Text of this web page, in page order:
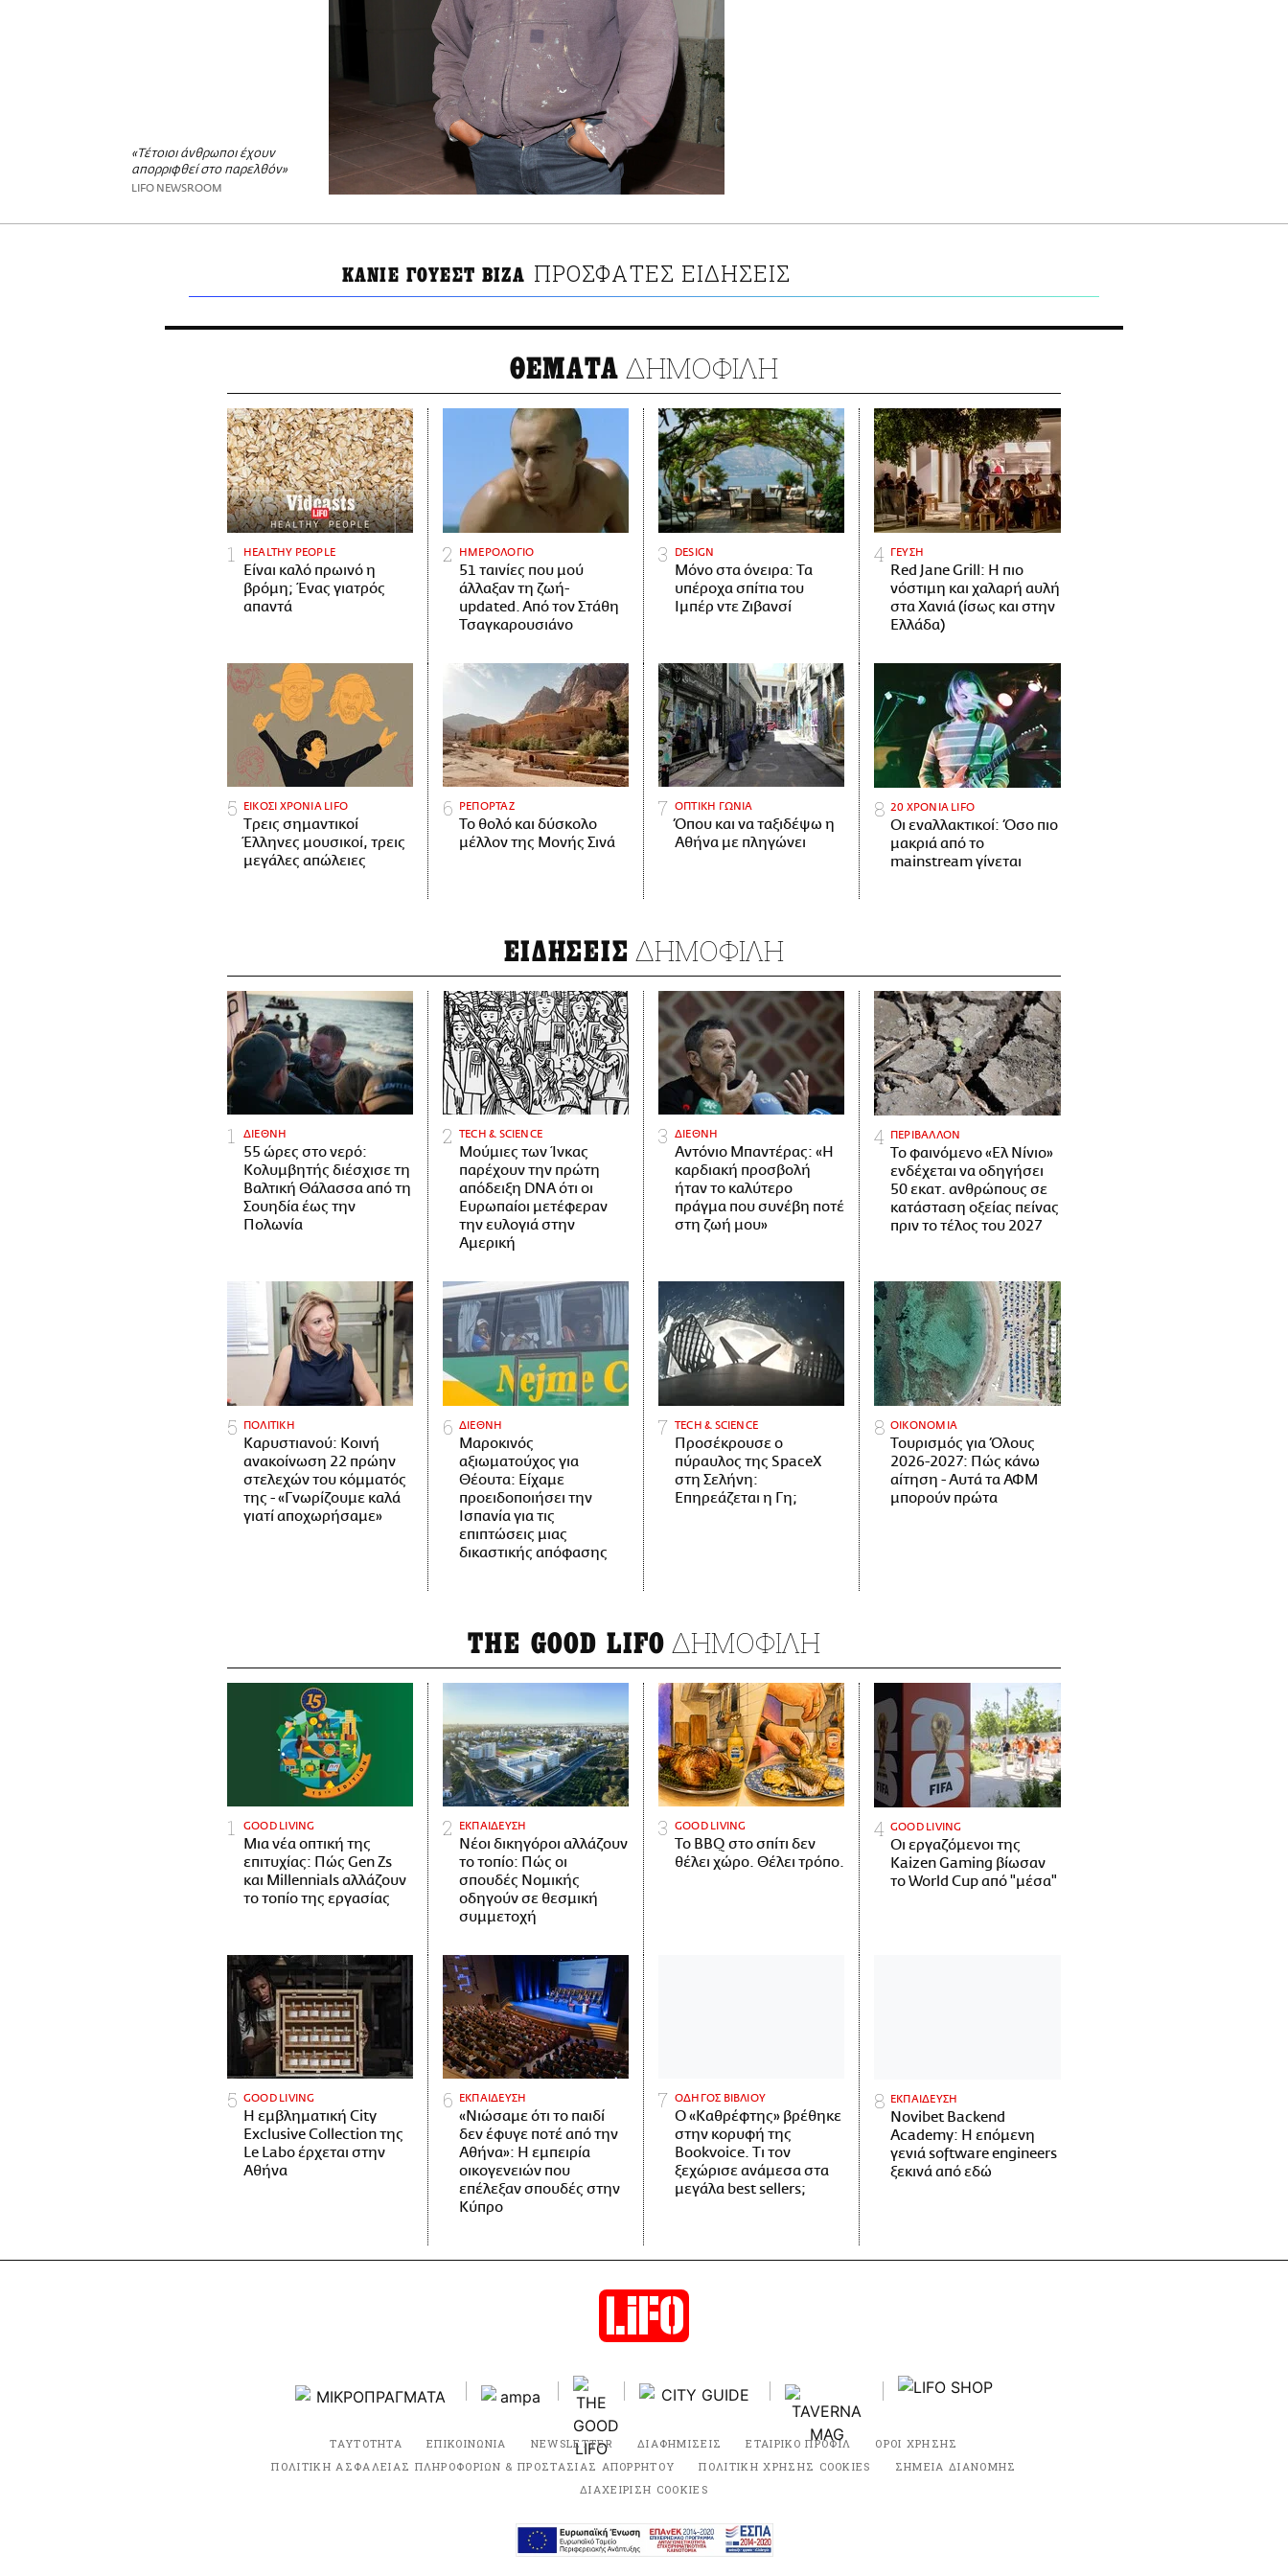
«Τέτοιοι άνθρωποι έχουν
απορριφθεί στο παρελθόν»
LIFO NEWSROOM
ΚΑΝΙΕ ΓΟΥΕΣΤ ΒΙΖΑ ΠΡΟΣΦΑΤΕΣ ΕΙΔΗΣΕΙΣ
ΘΕΜΑΤΑ ΔΗΜΟΦΙΛΗ
HEALTHY PEOPLE
Είναι καλό πρωινό η
βρόμη; Ένας γιατρός
απαντά
ΗΜΕΡΟΛΟΓΙΟ
51 ταινίες που μού
άλλαξαν τη ζωή-
updated. Aπό τον Στάθη
Τσαγκαρουσιάνο
DESIGN
Μόνο στα όνειρα: Τα
υπέροχα σπίτια του
Ιμπέρ ντε Ζιβανσί
ΓΕΥΣΗ
Red Jane Grill: Η πιο
νόστιμη και χαλαρή αυλή
στα Χανιά (ίσως και στην
Ελλάδα)
ΕΙΚΟΣΙ ΧΡΟΝΙΑ LIFO
Tρεις σημαντικοί
Έλληνες μουσικοί, τρεις
μεγάλες απώλειες
ΡΕΠΟΡΤΑΖ
Το θολό και δύσκολο
μέλλον της Μονής Σινά
ΟΠΤΙΚΗ ΓΩΝΙΑ
Όπου και να ταξιδέψω η
Αθήνα με πληγώνει
20 ΧΡΟΝΙΑ LIFO
Οι εναλλακτικοί: Όσο πιο
μακριά από το
mainstream γίνεται
ΕΙΔΗΣΕΙΣ ΔΗΜΟΦΙΛΗ
ΔΙΕΘΝΗ
55 ώρες στο νερό:
Κολυμβητής διέσχισε τη
Βαλτική Θάλασσα από τη
Σουηδία έως την
Πολωνία
ΤECH & SCIENCE
Μούμιες των Ίνκας
παρέχουν την πρώτη
απόδειξη DNA ότι οι
Ευρωπαίοι μετέφεραν
την ευλογιά στην
Αμερική
ΔΙΕΘΝΗ
Αντόνιο Μπαντέρας: «Η
καρδιακή προσβολή
ήταν το καλύτερο
πράγμα που συνέβη ποτέ
στη ζωή μου»
ΠΕΡΙΒΑΛΛΟΝ
Το φαινόμενο «Ελ Νίνιο»
ενδέχεται να οδηγήσει
50 εκατ. ανθρώπους σε
κατάσταση οξείας πείνας
πριν το τέλος του 2027
ΠΟΛΙΤΙΚΗ
Καρυστιανού: Κοινή
ανακοίνωση 22 πρώην
στελεχών του κόμματός
της - «Γνωρίζουμε καλά
γιατί αποχωρήσαμε»
ΔΙΕΘΝΗ
Μαροκινός
αξιωματούχος για
Θέουτα: Είχαμε
προειδοποιήσει την
Ισπανία για τις
επιπτώσεις μιας
δικαστικής απόφασης
ΤECH & SCIENCE
Προσέκρουσε ο
πύραυλος της SpaceX
στη Σελήνη:
Επηρεάζεται η Γη;
ΟΙΚΟΝΟΜΙΑ
Τουρισμός για Όλους
2026-2027: Πώς κάνω
αίτηση - Αυτά τα ΑΦΜ
μπορούν πρώτα
THE GOOD LIFO ΔΗΜΟΦΙΛΗ
GOOD LIVING
Μια νέα οπτική της
επιτυχίας: Πώς Gen Zs
και Millennials αλλάζουν
το τοπίο της εργασίας
ΕΚΠΑΙΔΕΥΣΗ
Νέοι δικηγόροι αλλάζουν
το τοπίο: Πώς οι
σπουδές Νομικής
οδηγούν σε θεσμική
συμμετοχή
GOOD LIVING
Το BBQ στο σπίτι δεν
θέλει χώρο. Θέλει τρόπο.
GOOD LIVING
Οι εργαζόμενοι της
Kaizen Gaming βίωσαν
το World Cup από "μέσα"
GOOD LIVING
Η εμβληματική City
Exclusive Collection της
Le Labo έρχεται στην
Αθήνα
ΕΚΠΑΙΔΕΥΣΗ
«Νιώσαμε ότι το παιδί
δεν έφυγε ποτέ από την
Αθήνα»: Η εμπειρία
οικογενειών που
επέλεξαν σπουδές στην
Κύπρο
ΟΔΗΓΟΣ ΒΙΒΛΙΟΥ
Ο «Καθρέφτης» βρέθηκε
στην κορυφή της
Bookvoice. Τι τον
ξεχώρισε ανάμεσα στα
μεγάλα best sellers;
ΕΚΠΑΙΔΕΥΣΗ
Novibet Backend
Academy: Η επόμενη
γενιά software engineers
ξεκινά από εδώ
ΤΑΥΤΟΤΗΤΑ ΕΠΙΚΟΙΝΩΝΙΑ NEWSLETTER ΔΙΑΦΗΜΙΣΕΙΣ ΕΤΑΙΡΙΚΟ ΠΡΟΦΙΛ
ΟΡΟΙ ΧΡΗΣΗΣ
ΠΟΛΙΤΙΚΗ ΑΣΦΑΛΕΙΑΣ ΠΛΗΡΟΦΟΡΙΩΝ & ΠΡΟΣΤΑΣΙΑΣ ΑΠΟΡΡΗΤΟΥ
ΠΟΛΙΤΙΚΗ ΧΡΗΣΗΣ COOKIES
ΣΗΜΕΙΑ ΔΙΑΝΟΜΗΣ
ΔΙΑΧΕΙΡΙΣΗ COOKIES